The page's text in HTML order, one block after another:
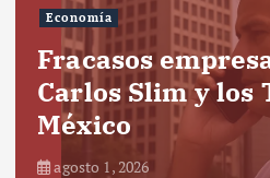
Economía
Fracasos
Carlos Slim y los
México
agosto 1, 2026